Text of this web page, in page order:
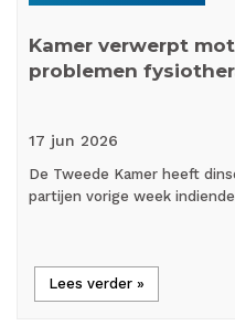
Kamer verwerpt
problemen
17 jun 2026
De Tweede Kamer heeft
partijen vorige week
Lees verder »